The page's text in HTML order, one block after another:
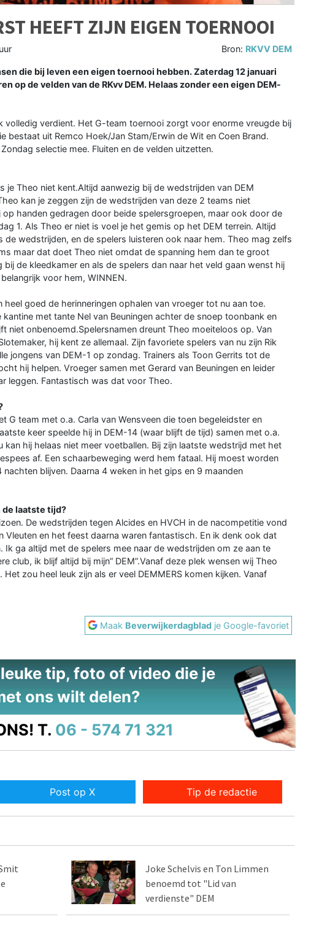
HEEFT ZIJN EIGEN TOERNOOI
Bron: RKVV DEM
die bij leven een eigen toernooi hebben. Zaterdag 12 januari
op de velden van de RKvv DEM. Helaas zonder een eigen DEM-
volledig verdient. Het G-team toernooi zorgt voor enorme vreugde bij
bestaat uit Remco Hoek/Jan Stam/Erwin de Wit en Coen Brand.
selectie mee. Fluiten en de velden uitzetten.
je Theo niet kent.Altijd aanwezig bij de wedstrijden van DEM
kan je zeggen zijn de wedstrijden van deze 2 teams niet
handen gedragen door beide spelersgroepen, maar ook door de
1. Als Theo er niet is voel je het gemis op het DEM terrein. Altijd
de wedstrijden, en de spelers luisteren ook naar hem. Theo mag zelfs
maar dat doet Theo niet omdat de spanning hem dan te groot
de kleedkamer en als de spelers dan naar het veld gaan wenst hij
voor hem, WINNEN.
heel goed de herinneringen ophalen van vroeger tot nu aan toe.
met tante Nel van Beuningen achter de snoep toonbank en
niet onbenoemd.Spelersnamen dreunt Theo moeiteloos op. Van
hij kent ze allemaal. Zijn favoriete spelers van nu zijn Rik
jongens van DEM-1 op zondag. Trainers als Toon Gerrits tot de
hij helpen. Vroeger samen met Gerard van Beuningen en leider
leggen. Fantastisch was dat voor Theo.
G team met o.a. Carla van Wensveen die toen begeleidster en
keer speelde hij in DEM-14 (waar blijft de tijd) samen met o.a.
kan hij helaas niet meer voetballen. Bij zijn laatste wedstrijd met het
af. Een schaarbeweging werd hem fataal. Hij moest worden
blijven. Daarna 4 weken in het gips en 9 maanden
de laatste tijd?
De wedstrijden tegen Alcides en HVCH in de nacompetitie vond
Vleuten en het feest daarna waren fantastisch. En ik denk ook dat
Ik ga altijd met de spelers mee naar de wedstrijden om ze aan te
club, ik blijf altijd bij mijn” DEM”.Vanaf deze plek wensen wij Theo
zou heel leuk zijn als er veel DEMMERS komen kijken. Vanaf
Maak Beverwijkerdagblad je Google-favoriet
tip, foto of video die je
ons wilt delen?
T. 06 - 574 71 321
Post op X Tip de redactie
Joke Schelvis en Ton Limmen
benoemd tot "Lid van
verdienste" DEM